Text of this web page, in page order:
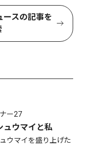
ースの記事を
ー27
ュウマイと私
ュウマイを盛り上げた